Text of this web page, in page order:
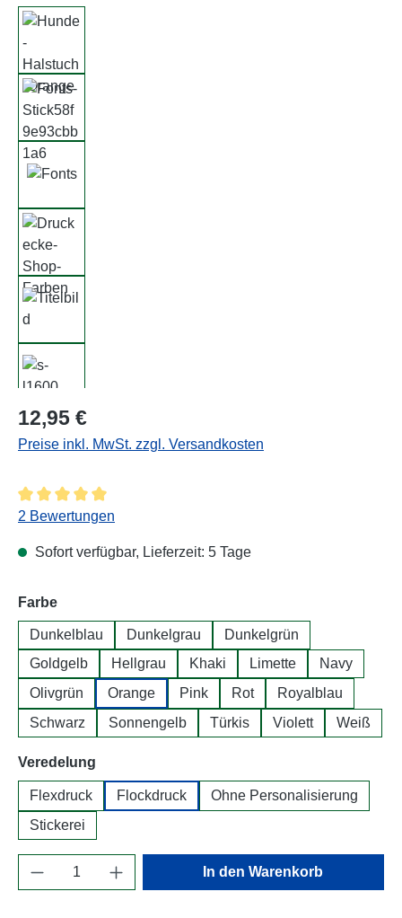
Regulärer Preis:
12,95 €
Preise inkl. MwSt. zzgl. Versandkosten
Durchschnittliche Bewertung von 5 von 5 Sternen
2 Bewertungen
Sofort verfügbar, Lieferzeit: 5 Tage
Farbeauswählen
Dunkelblau Dunkelgrau
Dunkelgrün
Goldgelb
Hellgrau Khaki Limette
Navy
Olivgrün
Orange Pink Rot
Royalblau
Schwarz
Sonnengelb Türkis Violett Weiß
Veredelung
Flexdruck Flockdruck
Ohne Personalisierung
Stickerei
Produkt Anzahl: Gib den gewünschten
In den Warenkorb